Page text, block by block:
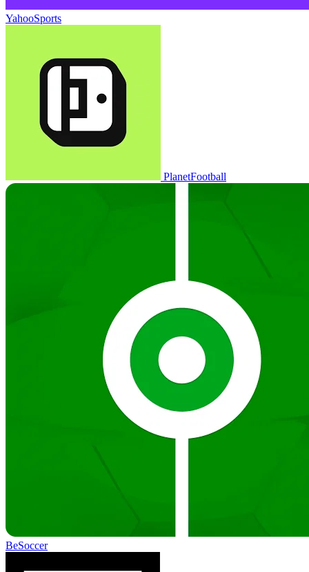
YahooSports
PlanetFootball
BeSoccer